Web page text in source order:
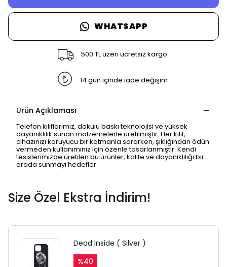
WHATSAPP
500 TL üzeri ücretsiz kargo
14 gün içinde iade değişim
Ürün Açıklaması
Telefon kılıflarımız, dokulu baskı teknolojisi ve yüksek
dayanıklılık sunan malzemelerle üretilmiştir. Her kılıf,
cihazınızı koruyucu bir katmanla sararken, şıklığından ödün
vermeden kullanımınız için özenle tasarlanmıştır. Kendi
tesislerimizde üretilen bu ürünler, kalite ve dayanıklılığı bir
arada sunmayı hedefler.
Size Özel Ekstra İndirim!
Dead Inside ( Silver )
%40